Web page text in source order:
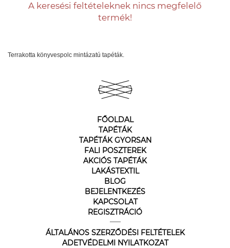
A keresési feltételeknek nincs megfelelő
termék!
Terrakotta könyvespolc mintázatú tapéták.
FŐOLDAL
TAPÉTÁK
TAPÉTÁK GYORSAN
FALI POSZTEREK
AKCIÓS TAPÉTÁK
LAKÁSTEXTIL
BLOG
BEJELENTKEZÉS
KAPCSOLAT
REGISZTRÁCIÓ
ÁLTALÁNOS SZERZŐDÉSI FELTÉTELEK
ADETVÉDELMI NYILATKOZAT